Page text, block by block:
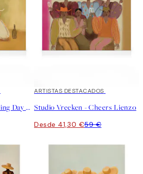
Studio Vreeken - Relaxing Day No1 Lienzo
30%*
ARTISTAS DESTACADOS
Studio Vreeken - Cheers Lienzo
Desde 41,30 €59 €